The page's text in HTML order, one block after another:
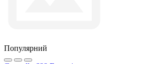
Популярний